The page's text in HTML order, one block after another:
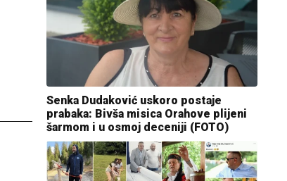
Senka Dudaković uskoro postaje
prabaka: Bivša misica Orahove plijeni
šarmom i u osmoj deceniji (FOTO)